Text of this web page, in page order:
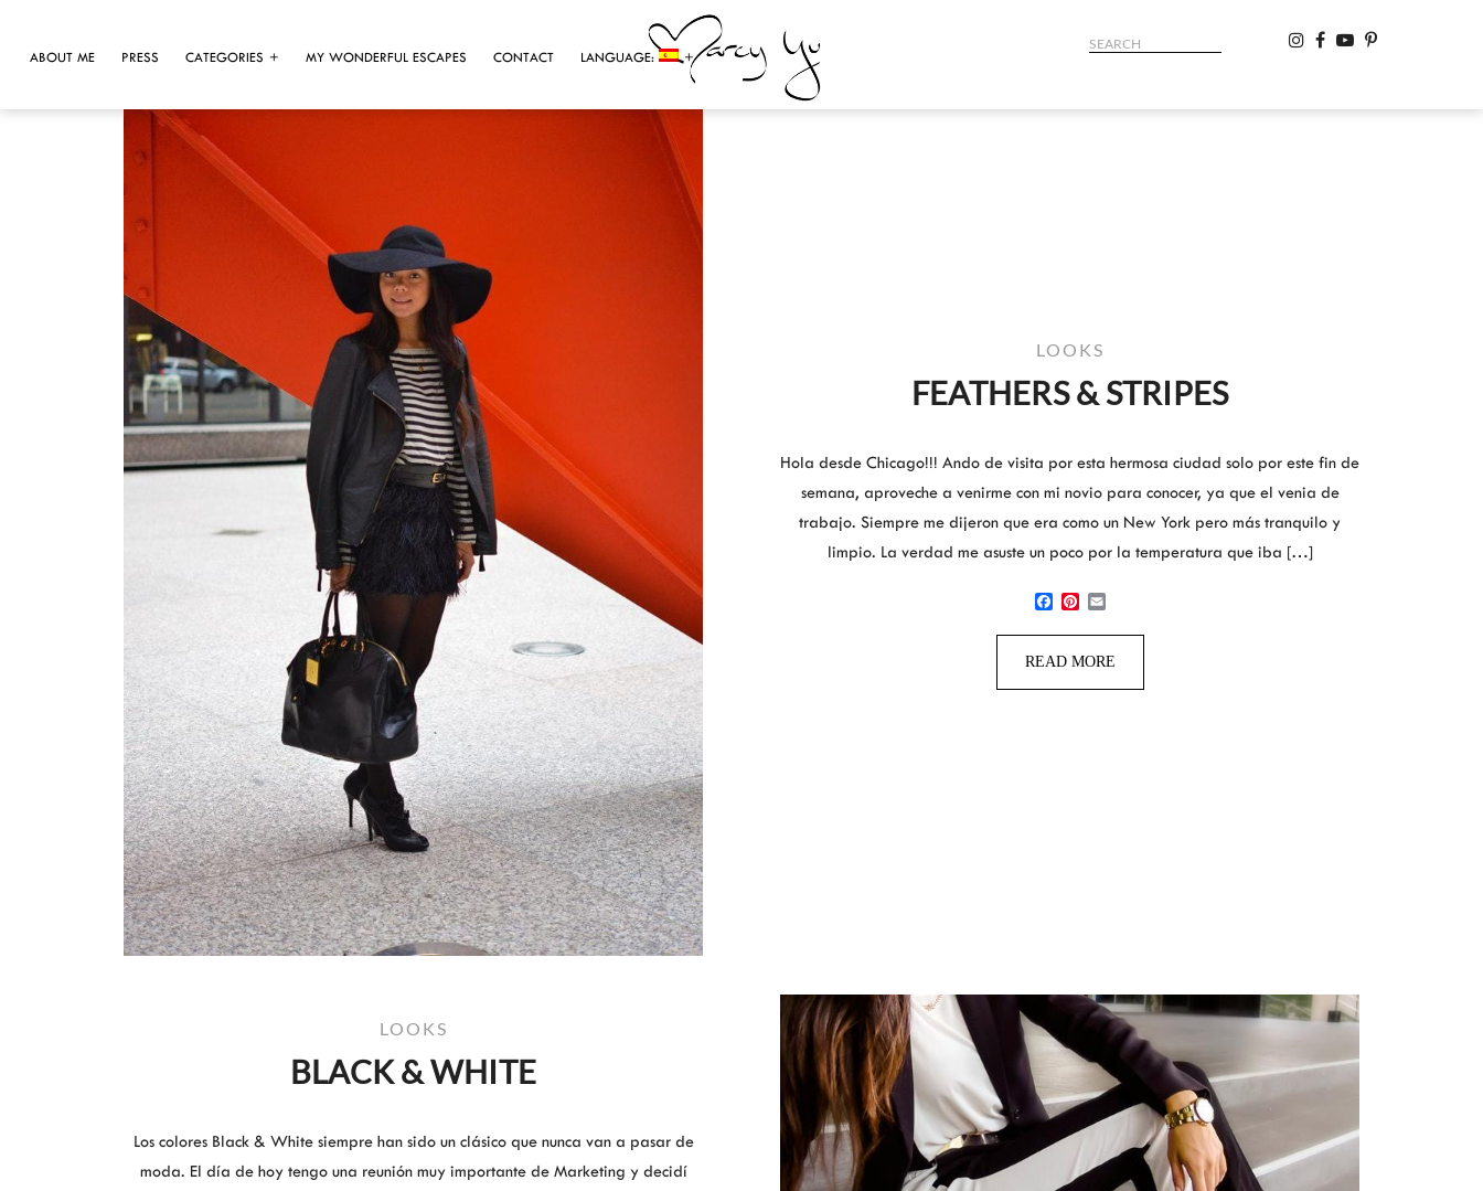
ABOUT ME PRESS CATEGORIES MY WONDERFUL ESCAPES CONTACT LANGUAGE:
LOOKS
FEATHERS & STRIPES
Hola desde Chicago!!! Ando de visita por esta hermosa ciudad solo por este fin de
semana, aproveche a venirme con mi novio para conocer, ya que el venia de
trabajo. Siempre me dijeron que era como un New York pero más tranquilo y
limpio. La verdad me asuste un poco por la temperatura que iba […]
READ MORE
LOOKS
BLACK & WHITE
Los colores Black & White siempre han sido un clásico que nunca van a pasar de
moda. El día de hoy tengo una reunión muy importante de Marketing y decidí